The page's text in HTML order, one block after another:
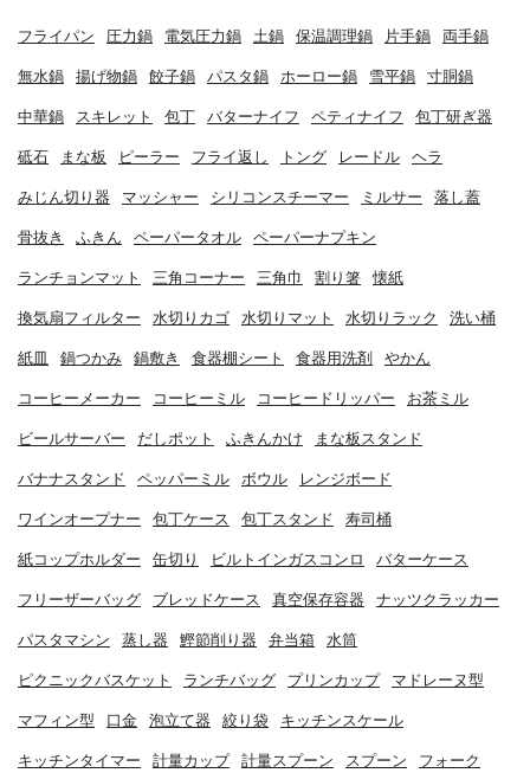
フライパン 圧力鍋 電気圧力鍋 土鍋 保温調理鍋 片手鍋 両手鍋
無水鍋 揚げ物鍋 餃子鍋 パスタ鍋 ホーロー鍋 雪平鍋 寸胴鍋
中華鍋 スキレット 包丁 バターナイフ ペティナイフ 包丁研ぎ器
砥石 まな板 ピーラー フライ返し トング レードル ヘラ
みじん切り器 マッシャー シリコンスチーマー ミルサー 落し蓋
骨抜き ふきん ペーパータオル ペーパーナプキン
ランチョンマット 三角コーナー 三角巾 割り箸 懐紙
換気扇フィルター 水切りカゴ 水切りマット 水切りラック 洗い桶
紙皿 鍋つかみ 鍋敷き 食器棚シート 食器用洗剤 やかん
コーヒーメーカー コーヒーミル コーヒードリッパー お茶ミル
ビールサーバー だしポット ふきんかけ まな板スタンド
バナナスタンド ペッパーミル ボウル レンジボード
ワインオープナー 包丁ケース 包丁スタンド 寿司桶
紙コップホルダー 缶切り ビルトインガスコンロ バターケース
フリーザーバッグ ブレッドケース 真空保存容器 ナッツクラッカー
パスタマシン 蒸し器 鰹節削り器 弁当箱 水筒
ピクニックバスケット ランチバッグ プリンカップ マドレーヌ型
マフィン型 口金 泡立て器 絞り袋 キッチンスケール
キッチンタイマー 計量カップ 計量スプーン スプーン フォーク